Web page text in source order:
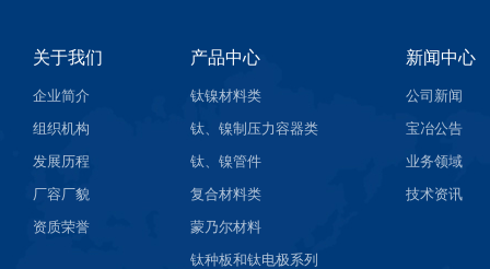
关于我们
企业简介
组织机构
发展历程
厂容厂貌
资质荣誉
产品中心
钛镍材料类
钛、镍制压力容器类
钛、镍管件
复合材料类
蒙乃尔材料
钛种板和钛电极系列
新闻中心
公司新闻
宝冶公告
业务领域
技术资讯